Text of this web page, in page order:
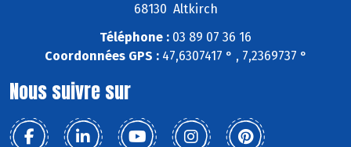
68130 Altkirch
Téléphone : 03 89 07 36 16
Coordonnées GPS :47,6307417 ° , 7,2369737 °
Nous suivre sur